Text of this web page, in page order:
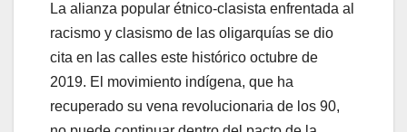
La alianza popular étnico-clasista enfrentada al
racismo y clasismo de las oligarquías se dio
cita en las calles este histórico octubre de
2019. El movimiento indígena, que ha
recuperado su vena revolucionaria de los 90,